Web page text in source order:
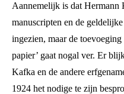
Aannemelijk is dat Hermann
manuscripten en de
ingezien, maar de
papier’ gaat nogal ver. Er
Kafka en de andere
1924 het nodige te zijn